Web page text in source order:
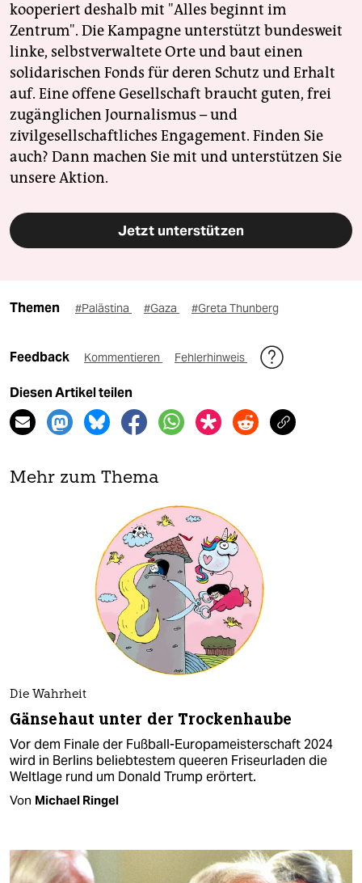
kooperiert deshalb mit "Alles beginnt im
Zentrum". Die Kampagne unterstützt bundesweit
linke, selbstverwaltete Orte und baut einen
solidarischen Fonds für deren Schutz und Erhalt
auf. Eine offene Gesellschaft braucht guten, frei
zugänglichen Journalismus – und
zivilgesellschaftliches Engagement. Finden Sie
auch? Dann machen Sie mit und unterstützen Sie
unsere Aktion.
Jetzt unterstützen
Themen #Palästina #Gaza #Greta Thunberg
Feedback Kommentieren Fehlerhinweis
Diesen Artikel teilen
Mehr zum Thema
Die Wahrheit
Gänsehaut unter der Trockenhaube
Vor dem Finale der Fußball-Europameisterschaft 2024
wird in Berlins beliebtestem queeren Friseurladen die
Weltlage rund um Donald Trump erörtert.
Von Michael Ringel